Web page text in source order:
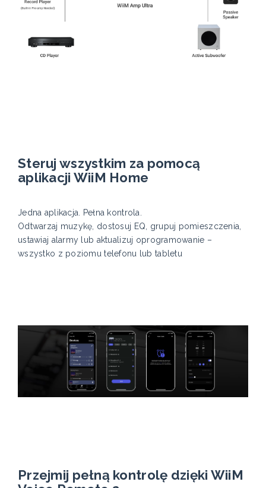
Steruj wszystkim za pomocą
aplikacji WiiM Home
Jedna aplikacja. Pełna kontrola.
Odtwarzaj muzykę, dostosuj EQ, grupuj pomieszczenia,
ustawiaj alarmy lub aktualizuj oprogramowanie –
wszystko z poziomu telefonu lub tabletu
Przejmij pełną kontrolę dzięki WiiM